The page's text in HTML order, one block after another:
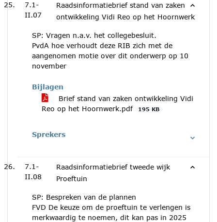
7.1-
II.07
Raadsinformatiebrief stand van zaken
ontwikkeling Vidi Reo op het Hoornwerk
SP: Vragen n.a.v. het collegebesluit.
PvdA hoe verhoudt deze RIB zich met de
aangenomen motie over dit onderwerp op 10
november
Bijlagen
Brief stand van zaken ontwikkeling Vidi
Reo op het Hoornwerk.pdf
195 KB
Sprekers
7.1-
II.08
Raadsinformatiebrief tweede wijk
Proeftuin
SP: Bespreken van de plannen
FVD De keuze om de proeftuin te verlengen is
merkwaardig te noemen, dit kan pas in 2025